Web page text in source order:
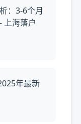
：3-6个月
上海落户
年最新